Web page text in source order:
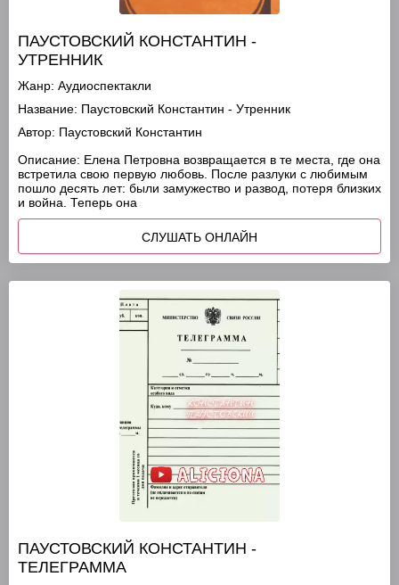
ПАУСТОВСКИЙ КОНСТАНТИН -
УТРЕННИК
Жанр: Аудиоспектакли
Название: Паустовский Константин - Утренник
Автор: Паустовский Константин
Описание: Елена Петровна возвращается в те места, где она
встретила свою первую любовь. После разлуки с любимым
пошло десять лет: были замужество и развод, потеря близких
и война. Теперь она
СЛУШАТЬ ОНЛАЙН
ПАУСТОВСКИЙ КОНСТАНТИН -
ТЕЛЕГРАММА